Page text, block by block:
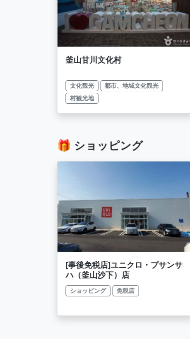
釜山甘川文化村
文化観光
都市、地域文化観光
村観光地
🎁 ショッピング
[事後免税店]ユニクロ・プサンサ
ハ（釜山沙下）店
ショッピング 免税店